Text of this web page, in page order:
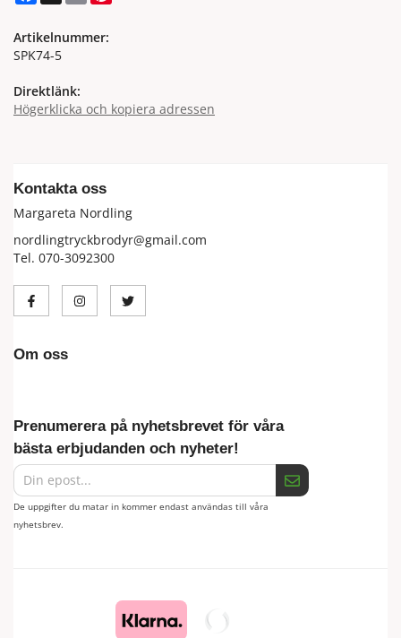
Artikelnummer:
SPK74-5
Direktlänk:
Högerklicka och kopiera adressen
Kontakta oss
Margareta Nordling
nordlingtryckbrodyr@gmail.com
Tel. 070-3092300
Om oss
Prenumerera på nyhetsbrevet för våra
bästa erbjudanden och nyheter!
De uppgifter du matar in kommer endast användas till våra
nyhetsbrev.